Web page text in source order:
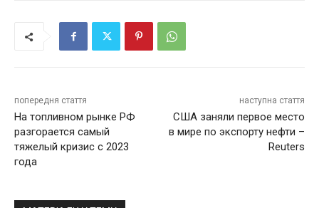
попередня стаття
На топливном рынке РФ
разгорается самый
тяжелый кризис с 2023
года
наступна стаття
США заняли первое место
в мире по экспорту нефти –
Reuters